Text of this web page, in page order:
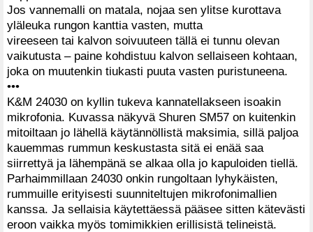
Jos vannemalli on matala, nojaa sen ylitse kurottava
yläleuka rungon kanttia vasten, mutta
vireeseen tai kalvon soivuuteen tällä ei tunnu olevan
vaikutusta – paine kohdistuu kalvon sellaiseen kohtaan,
joka on muutenkin tiukasti puuta vasten puristuneena.
•••
K&M 24030 on kyllin tukeva kannatellakseen isoakin
mikrofonia. Kuvassa näkyvä Shuren SM57 on kuitenkin
mitoiltaan jo lähellä käytännöllistä maksimia, sillä paljoa
kauemmas rummun keskustasta sitä ei enää saa
siirrettyä ja lähempänä se alkaa olla jo kapuloiden tiellä.
Parhaimmillaan 24030 onkin rungoltaan lyhykäisten,
rummuille erityisesti suunniteltujen mikrofonimallien
kanssa. Ja sellaisia käytettäessä pääsee sitten kätevästi
eroon vaikka myös tomimikkien erillisistä telineistä.